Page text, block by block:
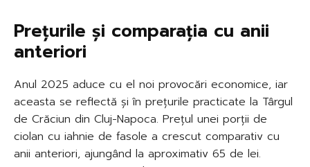
Prețurile și comparația cu anii
anteriori
Anul 2025 aduce cu el noi provocări economice, iar
aceasta se reflectă și în prețurile practicate la Târgul
de Crăciun din Cluj-Napoca. Prețul unei porții de
ciolan cu iahnie de fasole a crescut comparativ cu
anii anteriori, ajungând la aproximativ 65 de lei.